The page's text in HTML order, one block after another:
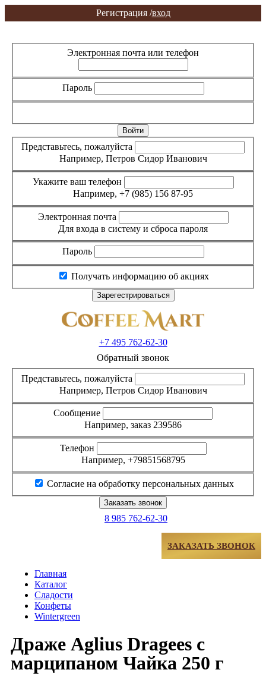
Регистрация /вход
Электронная почта или телефон
Пароль
Представьтесь, пожалуйста
Например, Петров Сидор Иванович
Укажите ваш телефон
Например, +7 (985) 156 87-95
Электронная почта
Для входа в систему и сброса пароля
Пароль
Получать информацию об акциях
+7 495762-62-30
Обратный звонок
Представьтесь, пожалуйста
Например, Петров Сидор Иванович
Сообщение
Например, заказ 239586
Телефон
Например, +79851568795
Согласие на обработку персональных данных
8 985 762-62-30
ЗАКАЗАТЬ ЗВОНОК
Главная
Каталог
Сладости
Конфеты
Wintergreen
Драже Aglius Dragees с
марципаном Чайка 250 г